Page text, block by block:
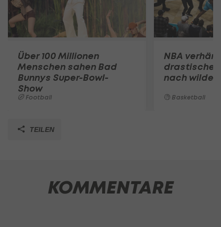
Über 100 Millionen
Menschen sahen Bad
Bunnys Super-Bowl-
Show
Football
NBA
drastische
nach wilden
Basketball
TEILEN
KOMMENTARE